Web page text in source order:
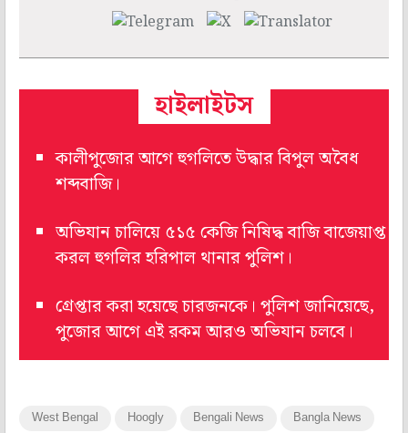
হাইলাইটস
কালীপুজোর আগে হুগলিতে উদ্ধার বিপুল অবৈধ
শব্দবাজি।
অভিযান চালিয়ে ৫১৫ কেজি নিষিদ্ধ বাজি বাজেয়াপ্ত
করল হুগলির হরিপাল থানার পুলিশ।
গ্রেপ্তার করা হয়েছে চারজনকে। পুলিশ জানিয়েছে,
পুজোর আগে এই রকম আরও অভিযান চলবে।
West Bengal Hoogly Bengali News Bangla News